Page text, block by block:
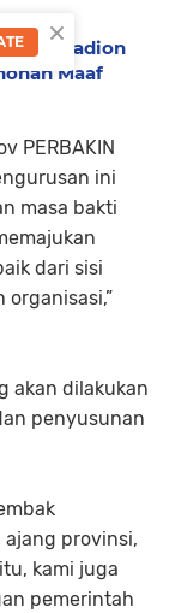
di Stadion
Maaf
PERBAKIN
ini
masa bakti
dari sisi
akan dilakukan
penyusunan
provinsi,
kami juga
pemerintah
×